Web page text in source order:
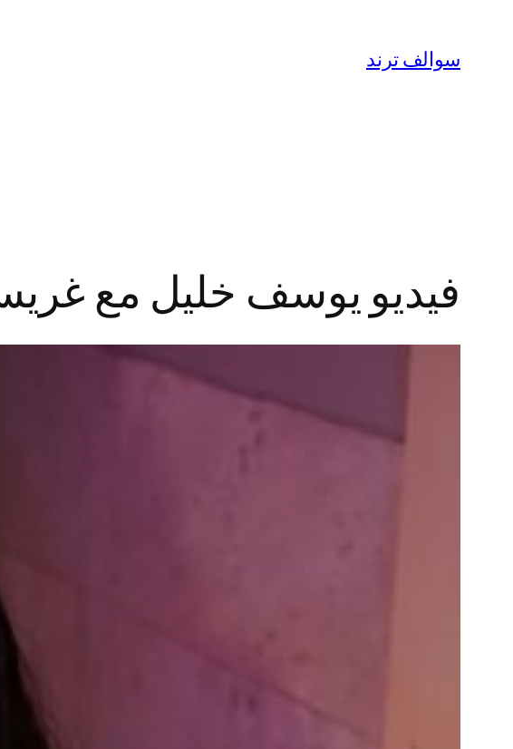
المحتوى
سوالف ترند
فيديو يوسف خليل مع غريس +18 كامل